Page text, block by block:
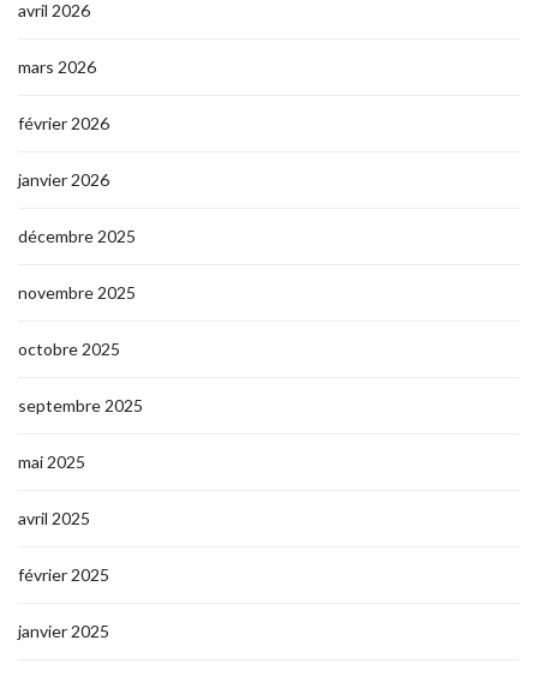
avril 2026
mars 2026
février 2026
janvier 2026
décembre 2025
novembre 2025
octobre 2025
septembre 2025
mai 2025
avril 2025
février 2025
janvier 2025